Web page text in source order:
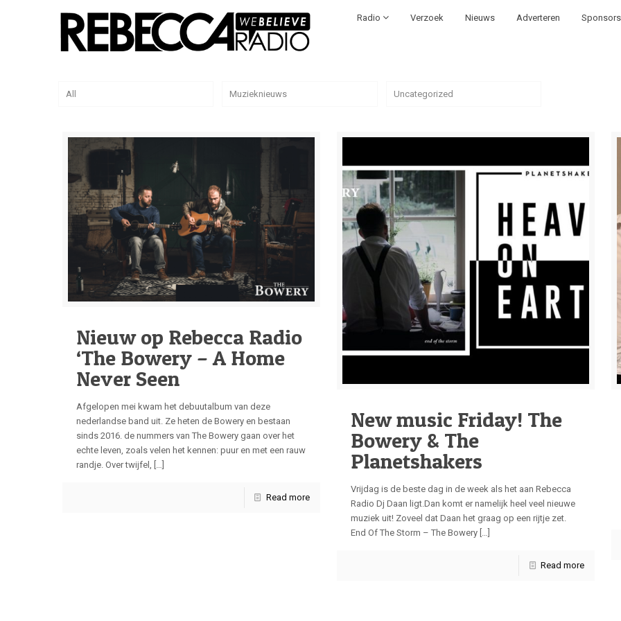
Radio Verzoek Nieuws Adverteren Sponsors
All Muzieknieuws Uncategorized
Nieuw op Rebecca Radio
‘The Bowery – A Home
Never Seen
Afgelopen mei kwam het debuutalbum van deze
nederlandse band uit. Ze heten de Bowery en bestaan
sinds 2016. de nummers van The Bowery gaan over het
echte leven, zoals velen het kennen: puur en met een rauw
randje. Over twijfel, […]
Read more
New music Friday! The
Bowery & The
Planetshakers
Vrijdag is de beste dag in de week als het aan Rebecca
Radio Dj Daan ligt.Dan komt er namelijk heel veel nieuwe
muziek uit! Zoveel dat Daan het graag op een rijtje zet.
End Of The Storm – The Bowery[…]
Read more